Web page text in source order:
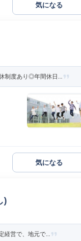
気になる
制度あり◎年間休日...
気になる
)
経営で、地元で...